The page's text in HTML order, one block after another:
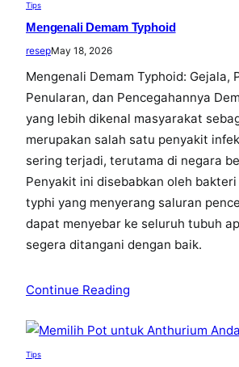
Tips
Mengenali Demam Typhoid
resepMay 18, 2026
Mengenali Demam Typhoid: Gejala,
Penularan, dan Pencegahannya
yang lebih dikenal masyarakat
merupakan salah satu penyakit
sering terjadi, terutama di negara
Penyakit ini disebabkan oleh
typhi yang menyerang saluran
dapat menyebar ke seluruh tubuh
segera ditangani dengan baik.
Continue Reading
Tips